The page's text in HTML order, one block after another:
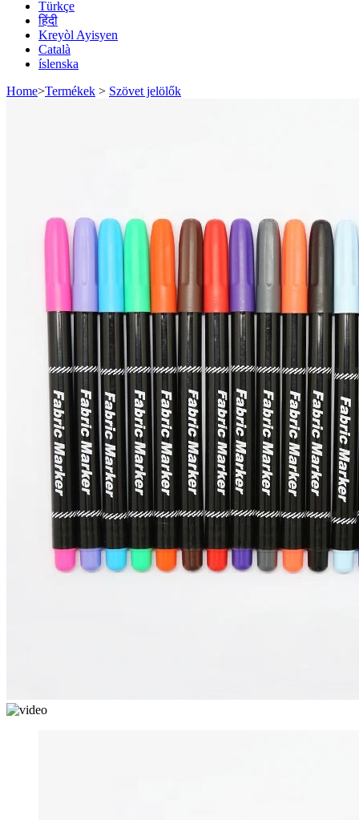
Türkçe
हिंदी
Kreyòl Ayisyen
Català
íslenska
Home>Termékek > Szövet jelölők